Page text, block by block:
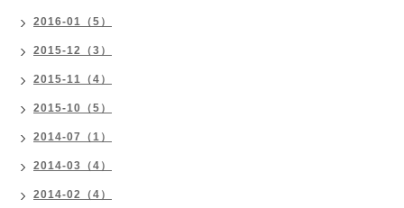
2016-01（5）
2015-12（3）
2015-11（4）
2015-10（5）
2014-07（1）
2014-03（4）
2014-02（4）